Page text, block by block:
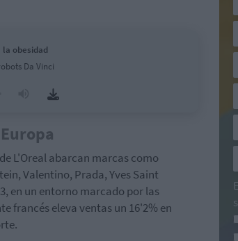
la obesidad
Da Vinci
L'Oreal abarcan marcas como
Valentino, Prada, Yves Saint
en un entorno marcado por las
francés eleva ventas un 16'2% en